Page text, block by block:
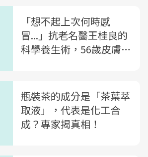
「想不起上次何時感
冒...」抗老名醫王桂良的
科學養生術，56歲皮膚白
瓶裝茶的成分是「茶葉萃
取液」，代表是化工合
成？專家揭真相！